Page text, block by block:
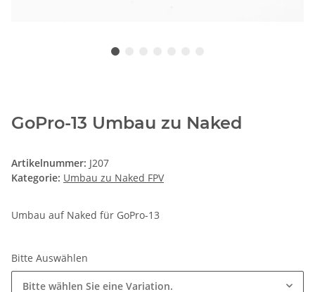
GoPro-13 Umbau zu Naked
Artikelnummer: J207
Kategorie: Umbau zu Naked FPV
Umbau auf Naked für GoPro-13
Bitte Auswählen
Bitte wählen Sie eine Variation.